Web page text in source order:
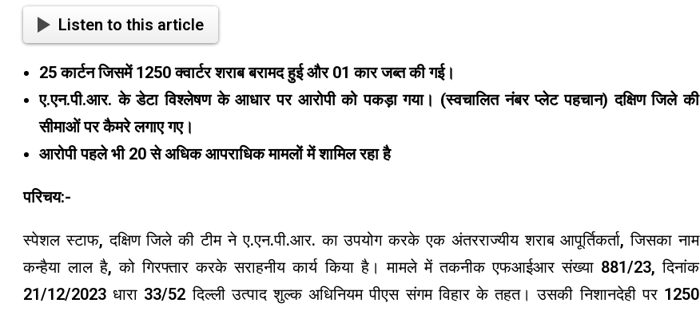
Listen to this article
25 कार्टन जिसमें 1250 क्वार्टर शराब बरामद हुई और 01 कार जब्त की गई।
ए.एन.पी.आर. के डेटा विश्लेषण के आधार पर आरोपी को पकड़ा गया। (स्वचालित नंबर प्लेट पहचान) दक्षिण जिले की
सीमाओं पर कैमरे लगाए गए।
आरोपी पहले भी 20 से अधिक आपराधिक मामलों में शामिल रहा है
परिचय:-
स्पेशल स्टाफ, दक्षिण जिले की टीम ने ए.एन.पी.आर. का उपयोग करके एक अंतरराज्यीय शराब आपूर्तिकर्ता, जिसका नाम
कन्हैया लाल है, को गिरफ्तार करके सराहनीय कार्य किया है। मामले में तकनीक एफआईआर संख्या 881/23, दिनांक
21/12/2023 धारा 33/52 दिल्ली उत्पाद शुल्क अधिनियम पीएस संगम विहार के तहत। उसकी निशानदेही पर 1250